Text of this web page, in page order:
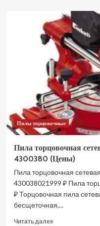
торцовочная
сетевая
Sturm
MS55210MC
2
в
1,
(Цены)
Пилы торцовочные
Пила торцовочная
4300380 (Цены)
Пила торцовочная
430038021999 ₽ Пила
₽ Торцовочная пила
бесщеточная,...
Читать далееПрочитать